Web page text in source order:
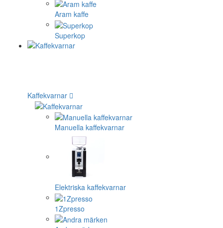
Aram kaffe
Superkop
Kaffekvarnar
Manuella kaffekvarnar
Elektriska kaffekvarnar
1Zpresso